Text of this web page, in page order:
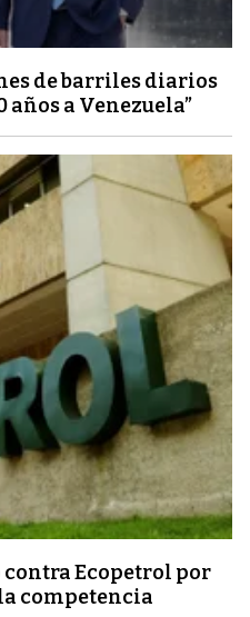
de barriles diarios
años a Venezuela”
Ecopetrol por
competencia